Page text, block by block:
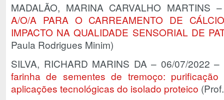
MADALÃO, MARINA CARVALHO
A/O/A PARA O CARREAMENTO DE
IMPACTO NA QUALIDADE SENSORIAL DE
Paula Rodrigues Minim)
SILVA, RICHARD MARINS DA – 06/07/2022 –
farinha de sementes de tremoço:
aplicações tecnológicas do isolado proteico